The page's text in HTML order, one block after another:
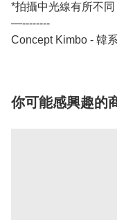
*拍攝中光線有所不
—--------
Concept Kimbo - 韓
你可能感興趣的